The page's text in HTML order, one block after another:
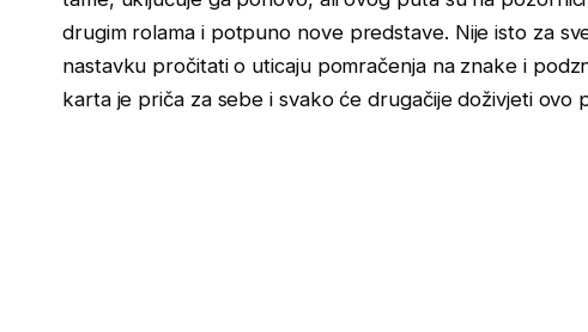
drugim rolama i potpuno nove predstave. Nije isto za
nastavku pročitati o uticaju pomračenja na znake i
karta je priča za sebe i svako će drugačije doživjeti ovo